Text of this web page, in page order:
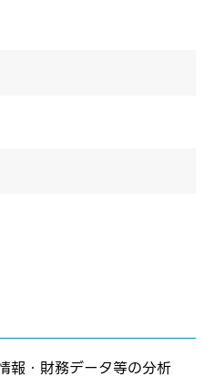
報・財務データ等の分析